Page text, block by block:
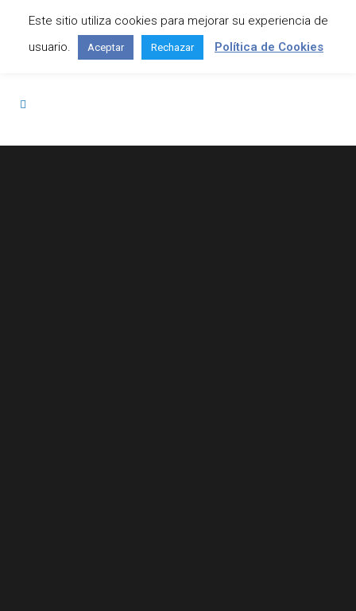
Contáctanos: +34 645 295 966
Este sitio utiliza cookies para mejorar su experiencia de
usuario.
Aceptar Rechazar Política de Cookies